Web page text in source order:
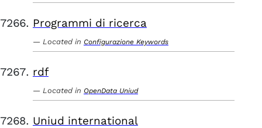
Programmi di ricerca
Located in Configurazione Keywords
rdf
Located in OpenData Uniud
Uniud international